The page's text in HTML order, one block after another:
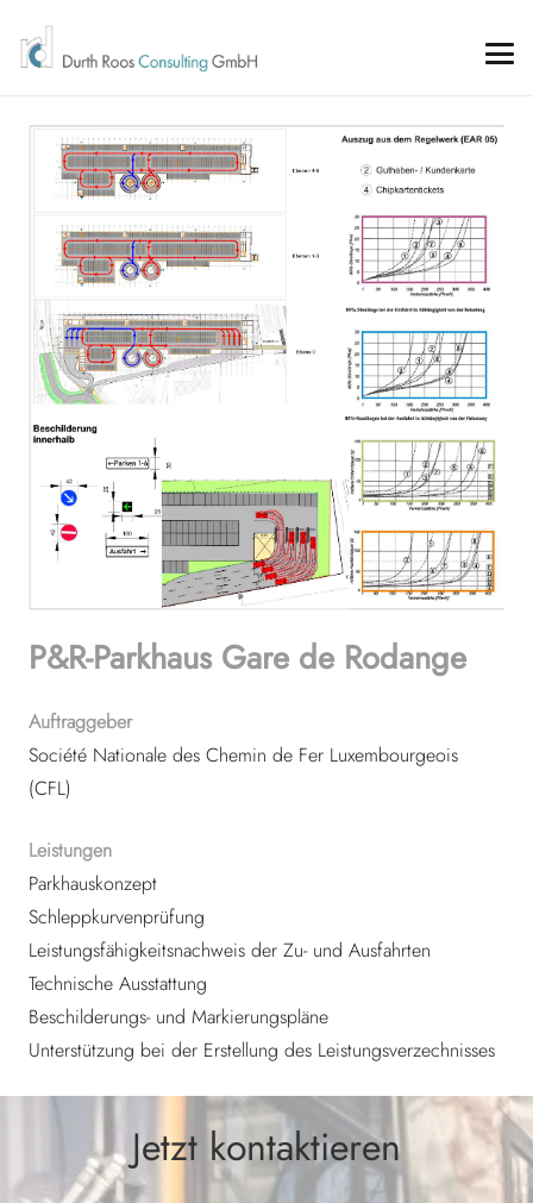
P&R-Parkhaus Gare de Rodange
Auftraggeber
Société Nationale des Chemin de Fer Luxembourgeois
(CFL)
Leistungen
Parkhauskonzept
Schleppkurvenprüfung
Leistungsfähigkeitsnachweis der Zu- und Ausfahrten
Technische Ausstattung
Beschilderungs- und Markierungspläne
Unterstützung bei der Erstellung des Leistungsverzechnisses
Jetzt kontaktieren